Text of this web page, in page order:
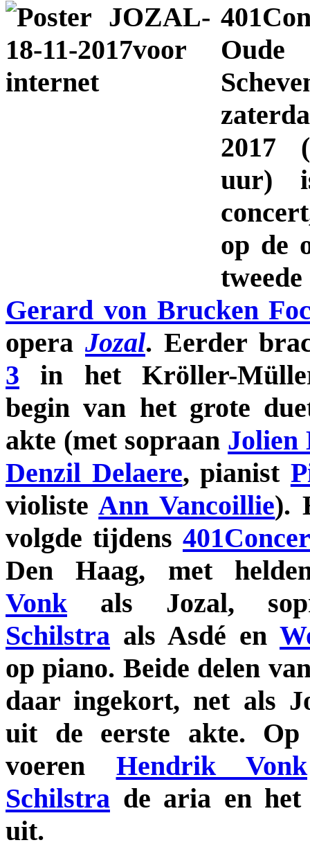
2017
uur)
op de
Gerard von Brucken
opera Jozal. Eerder
3 in het Kröller-
begin van het grote
akte (met sopraan Jolien
Denzil Delaere, pianist
violisteAnn Vancoillie).
volgde tijdens
Den Haag, met
Vonk als Jozal,
Schilstra als Asdé en
op piano. Beide delen
daar ingekort, net als
uit de eerste akte. Op
voeren Hendrik Vonk
Schilstra de aria en
uit.